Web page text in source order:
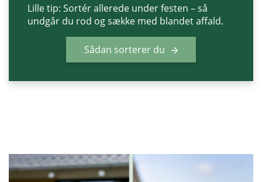
Lille tip: Sortér allerede under festen – så
undgår du rod og sække med blandet affald.
Sådan sorterer du